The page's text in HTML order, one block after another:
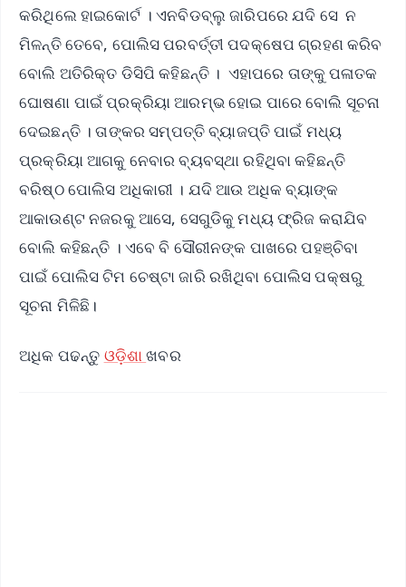
କରିଥିଲେ ହାଇକୋର୍ଟ । ଏନବିଡବ୍ଲୁ ଜାରିପରେ ଯଦି ସେ ନ
ମିଳନ୍ତି ତେବେ, ପୋଲିସ ପରବର୍ତ୍ତୀ ପଦକ୍ଷେପ ଗ୍ରହଣ କରିବ
ବୋଲି ଅତିରିକ୍ତ ଡିସିପି କହିଛନ୍ତି । ଏହାପରେ ତାଙ୍କୁ ପଳାତକ
ଘୋଷଣା ପାଇଁ ପ୍ରକ୍ରିୟା ଆରମ୍ଭ ହୋଇ ପାରେ ବୋଲି ସୂଚନା
ଦେଇଛନ୍ତି । ତାଙ୍କର ସମ୍ପତ୍ତି ବ୍ୟାଜପ୍ତି ପାଇଁ ମଧ୍ୟ
ପ୍ରକ୍ରିୟା ଆଗକୁ ନେବାର ବ୍ୟବସ୍ଥା ରହିଥିବା କହିଛନ୍ତି
ବରିଷ୍ଠ ପୋଲିସ ଅଧିକାରୀ । ଯଦି ଆଉ ଅଧିକ ବ୍ୟାଙ୍କ
ଆକାଉଣ୍ଟ ନଜରକୁ ଆସେ, ସେଗୁଡିକୁ ମଧ୍ୟ ଫ୍ରିଜ କରାଯିବ
ବୋଲି କହିଛନ୍ତି । ଏବେ ବି ସୌରୀନଙ୍କ ପାଖରେ ପହଞ୍ଚିବା
ପାଇଁ ପୋଲିସ ଟିମ ଚେଷ୍ଟା ଜାରି ରଖିଥିବା ପୋଲିସ ପକ୍ଷରୁ
ସୂଚନା ମିଳିଛି।
ଅଧିକ ପଢନ୍ତୁ ଓଡ଼ିଶାଖବର